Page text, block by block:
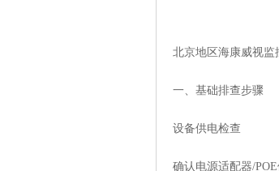
北京地区海康威视监
‌一、基础排查步骤‌
‌设备供电检查‌
确认电源适配器/